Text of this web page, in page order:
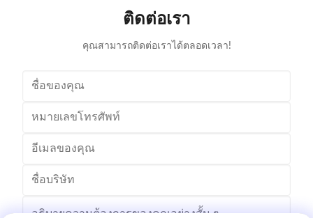
ติดต่อเรา
คุณสามารถติดต่อเราได้ตลอดเวลา!